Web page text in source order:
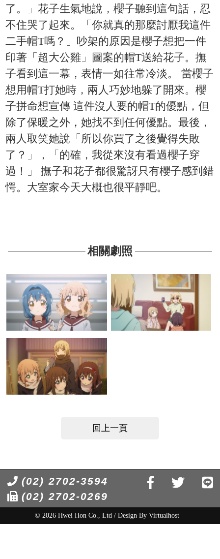
了。」花子生氣地說，櫻子聽到這句話，忍
不住哭了起來。「你就真的那麼討厭我這件
二手帽T嗎？」吵架的原因是櫻子想把一件
印著「超大公雞」圖案的帽T送給花子。撫
子看到這一幕，表情一如往常冷淡。 當櫻子
想用帽T打她時，兩人巧妙地躲了開來。櫻
子拼命想宣傳 這件沒人要的帽T的優點，但
除了保暖之外，她找不到任何優點。最後，
兩人取笑她說「所以你買了之後覺得失敗
了？」，「的確，我從來沒有看過櫻子穿
過！」 撫子和花子都很驚訝只有櫻子感到錯
愕。大室家今天大概也很平靜吧。
相關劇照
回上一頁
(02) 2702-3594
(02) 2702-0269
© 2026 Hwei Hon Co., Ltd / Design By Virtualhost